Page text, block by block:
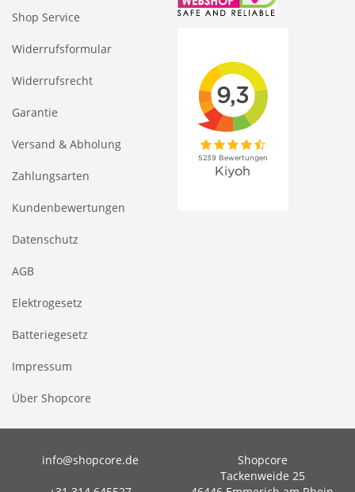
Shop Service
Widerrufsformular
Widerrufsrecht
Garantie
Versand & Abholung
Zahlungsarten
Kundenbewertungen
Datenschutz
AGB
Elektrogesetz
Batteriegesetz
Impressum
Über Shopcore
info@shopcore.de
Shopcore
Tackenweide 25